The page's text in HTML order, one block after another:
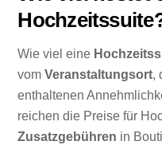
Wie viel eine
vomVeranstaltungsort,
enthaltenen
reichen die Preise für
Zusatzgebühren in